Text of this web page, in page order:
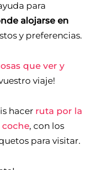
para
alojarse en
y preferencias.
que ver y
viaje!
hacer ruta por la
coche, con los
para visitar.